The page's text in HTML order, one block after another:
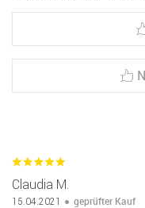
Claudia M.
15.04.2021 geprüfter Kauf